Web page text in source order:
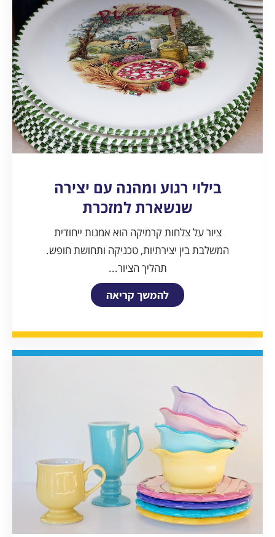
בילוי רגוע ומהנה עם יצירה
שנשארת למזכרת
ציור על צלחות קרמיקה הוא אמנות ייחודית
המשלבת בין יצירתיות, טכניקה ותחושת חופש.
תהליך הציור...
להמשך קריאה